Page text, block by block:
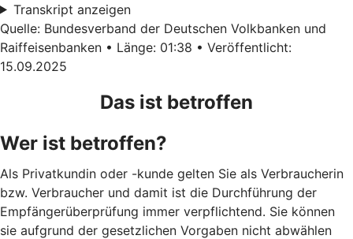
Transkript anzeigen
Quelle: Bundesverband der Deutschen Volkbanken und
Raiffeisenbanken • Länge: 01:38 • Veröffentlicht:
15.09.2025
Das ist betroffen
Wer ist betroffen?
Als Privatkundin oder -kunde gelten Sie als Verbraucherin
bzw. Verbraucher und damit ist die Durchführung der
Empfängerüberprüfung immer verpflichtend. Sie können
sie aufgrund der gesetzlichen Vorgaben nicht abwählen